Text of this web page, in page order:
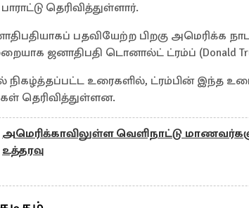
பாராட்டு தெரிவித்துள்ளார்.
பதவியேற்ற பிறகு அமெரிக்க
ஜனாதிபதி டொனால்ட் ட்ரம்ப் (Donald
நிகழ்த்தப்பட்ட உரைகளில், ட்ரம்பின் இந்த
தெரிவித்துள்ளன.
அமெரிக்காவிலுள்ள வெளிநாட்டு
உத்தரவு